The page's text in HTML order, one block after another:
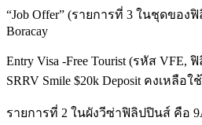
“Job Offer” (รายการที่ 3 ในชุดของ
Boracay
Entry Visa -Free Tourist (รหัส VFE,
SRRV Smile $20k Deposit คงเหลือใ
รายการที่ 2 ในผังวีซ่าฟิลิปปินส์ คือ